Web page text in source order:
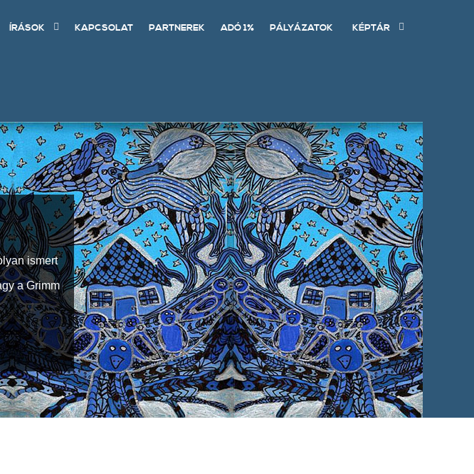
ÍRÁSOK KAPCSOLAT PARTNEREK ADÓ 1% PÁLYÁZATOK KÉPTÁR
ismert
a Grimm